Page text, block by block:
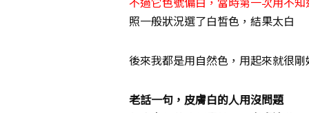
照一般狀況選了白皙色，結果太白
後來我都是用自然色，用起來就很剛
老話一句，皮膚白的人用沒問題